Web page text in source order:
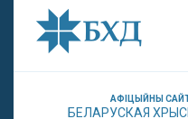
АФІЦЫЙНЫ САЙТ
БЕЛАРУСКАЯ